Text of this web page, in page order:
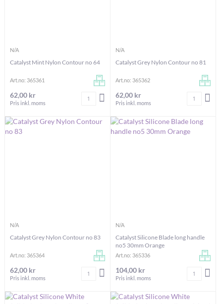
N/A
Catalyst Mint Nylon Contour no 64
Art.no: 365361
62,00 kr
Pris inkl. moms
Antal LÄGG I VARUKORGEN
N/A
Catalyst Grey Nylon Contour no 81
Art.no: 365362
62,00 kr
Pris inkl. moms
Antal
N/A
Catalyst Grey Nylon Contour no 83
Art.no: 365364
62,00 kr
Pris inkl. moms
Antal LÄGG I VARUKORGEN
N/A
Catalyst Silicone Blade long handle
no5 30mm Orange
Art.no: 365336
104,00 kr
Pris inkl. moms
Antal